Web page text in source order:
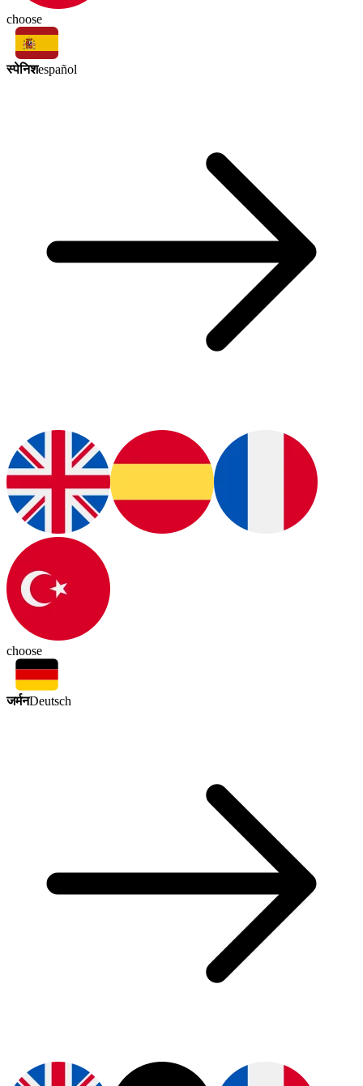
choose
स्पेनिशespañol
choose
जर्मनDeutsch